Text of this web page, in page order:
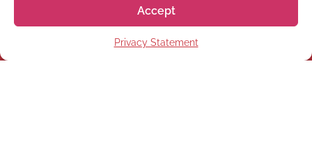
Accept
Privacy Statement